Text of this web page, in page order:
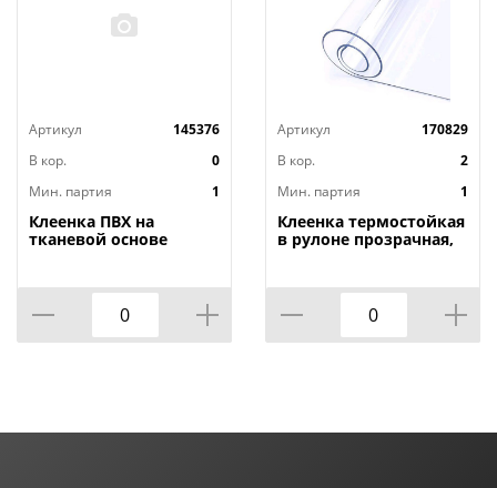
Артикул
145376
В кор.
0
Мин. партия
1
Клеенка ПВХ на
тканевой основе
потертости, грязные
края
Артикул
170829
В кор.
2
Мин. партия
1
Клеенка термостойкая
в рулоне прозрачная,
HOZBAT